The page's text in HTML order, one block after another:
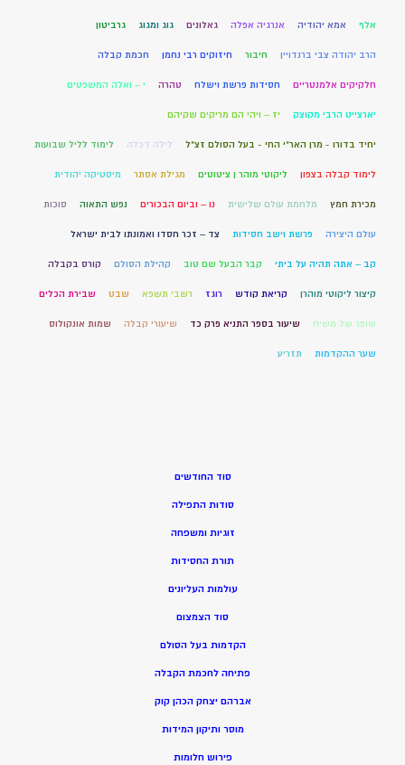
אלף אמא יהודיה אנרגיה אפלה גאלונים גוג ומגוג גרביטון
הרב יהודה צבי ברנדויין חיבור חיזוקים רבי נחמן חכמת קבלה
חלקיקים אלמנטריים חסידות פרשת וישלח טהרה י – ואלה המשפטים
יארצייט הרבי מקוצק יז – ויהי הם מריקים שקיהם
יחיד בדורו - מרן האר"י החי - בעל הסולם זצ"ל לילה דכלה לימוד לליל שבועות
לימוד קבלה בצפון ליקוטי מוהר ן ציטוטים מגילת אסתר מיסטיקה יהודית
מכירת חמץ מלחמת עולם שלישית נו – וביום הבכורים נפש התאוה סוכות
עולם היצירה פרשת וישב חסידות צד – זכר חסדו ואמונתו לבית ישראל
קב – אתה תהיה על ביתי קבר הבעל שם טוב קהילת הסולם קורס בקבלה
קיצור ליקוטי מוהרן קריאת קודש רוגז רשבי תשפא שבט שבירת הכלים
שופר של משיח שיעור בספר התניא פרק כד שיעורי קבלה שמות אונקולוס
שער ההקדמות תזריע
סוד החודשים
סודות התפילה
זוגיות ומשפחה
תורת החסידות
עולמות העליונים
סוד הצמצום
הקדמות בעל הסולם
פתיחה לחכמת הקבלה
אברהם יצחק הכהן קוק
מוסר ותיקון המידות
פירוש חלומות